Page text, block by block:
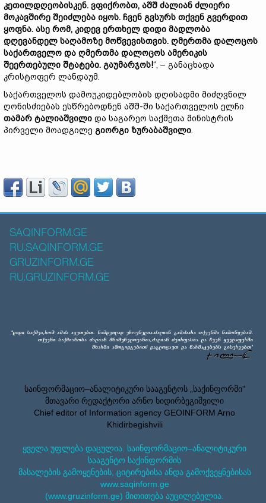
კეთილდღეობისკენ. ვფიქრობთ, აშშ ძალიან ძლიერი
მოკავშირე შეიძლება იყოს. ჩვენ გვსურს თქვენ გვერდით
ყოფნა. ასე რომ, კიდევ ერთხელ დიდი მადლობა
დღევანდელ საღამოზე მოწვევისთვის. ღმერთმა დალოცოს
საქართველო და ღმერთმა დალოცოს ამერიკის
შეერთებული შტატები. გაუმარჯოს!“, – განაცხადა
კრისტოფერ ლანდაუმ.
საქართველოს დამოუკიდებლობის დღისადმი მიძღვნილ
ღონისძიებას ესწრებოდნენ აშშ-ში საქართველოს ელჩი
თამარ ტალიაშვილი და საგარეო საქმეთა მინისტრის
პირველი მოადგილე გიორგი ზურაბაშვილი.
SAQINFORM.GE
RU.SAQINFORM.GE
GRUZINFORM.GE
RU.GRUZINFORM.GE
საინფორმაციო–ანალიტიკური სააგენტოს „საქინფორმი”
მთავარი რედაქტორი არნო ხიდირბეგიშვილი
Chief editor of Information agency GEOINFORM Arno
Khidirbegishvili
ყველა უფლება დაცულია. საინფორმაციო–ანალიტიკური
სააგენტო საქინფორმის
მასალების გამოყენების, ციტირებისა ანდა გამოქვეყნებისას
www.saqinform.ge
(www.gruzinform.ge) მითითება აუცილებელია.